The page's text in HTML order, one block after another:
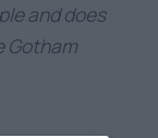
and does
Gotham